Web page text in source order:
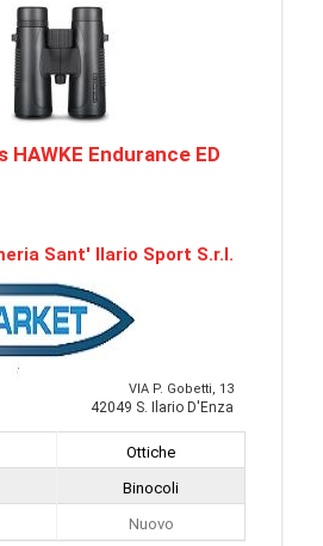
HAWKE Endurance ED
Sant' Ilario Sport S.r.l.
VIA P. Gobetti, 13
42049 S. Ilario D'Enza
Ottiche
Binocoli
Nuovo